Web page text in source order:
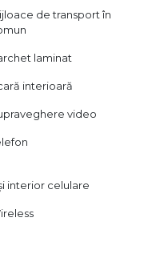
de transport în
laminat
interioară
video
interior celulare